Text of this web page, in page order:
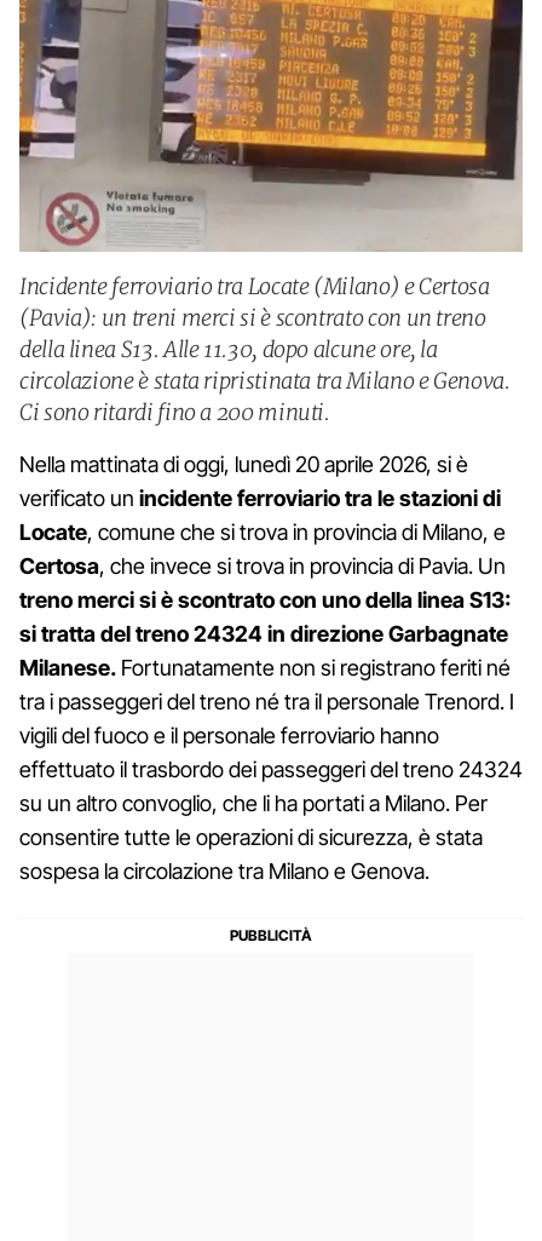
Incidente ferroviario tra Locate (Milano) e Certosa
(Pavia): un treni merci si è scontrato con un treno
della linea S13. Alle 11.30, dopo alcune ore, la
circolazione è stata ripristinata tra Milano e Genova.
Ci sono ritardi fino a 200 minuti.
Nella mattinata di oggi, lunedì 20 aprile 2026, si è
verificato un incidente ferroviario tra le stazioni di
Locate, comune che si trova in provincia di Milano, e
Certosa, che invece si trova in provincia di Pavia. Un
treno mercisi è scontrato con uno della linea S13:
si tratta del treno 24324 in direzione Garbagnate
Milanese. Fortunatamente non si registrano feriti né
tra i passeggeri del treno né tra il personale Trenord. I
vigili del fuoco e il personale ferroviario hanno
effettuato il trasbordo dei passeggeri del treno 24324
su un altro convoglio, che li ha portati a Milano. Per
consentire tutte le operazioni di sicurezza, è stata
sospesa la circolazione tra Milano e Genova.